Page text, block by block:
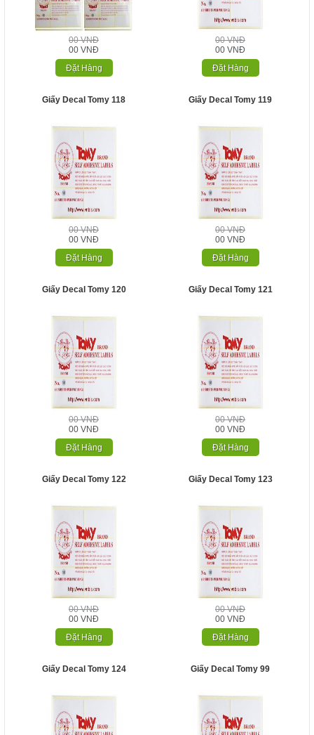
00 VNĐ
00 VNĐ
Đặt Hàng
00 VNĐ
00 VNĐ
Đặt Hàng
Giấy Decal Tomy 118
00 VNĐ
00 VNĐ
Đặt Hàng
Giấy Decal Tomy 119
00 VNĐ
00 VNĐ
Đặt Hàng
Giấy Decal Tomy 120
00 VNĐ
00 VNĐ
Đặt Hàng
Giấy Decal Tomy 121
00 VNĐ
00 VNĐ
Đặt Hàng
Giấy Decal Tomy 122
00 VNĐ
00 VNĐ
Đặt Hàng
Giấy Decal Tomy 123
00 VNĐ
00 VNĐ
Đặt Hàng
Giấy Decal Tomy 124 Giấy Decal Tomy 99